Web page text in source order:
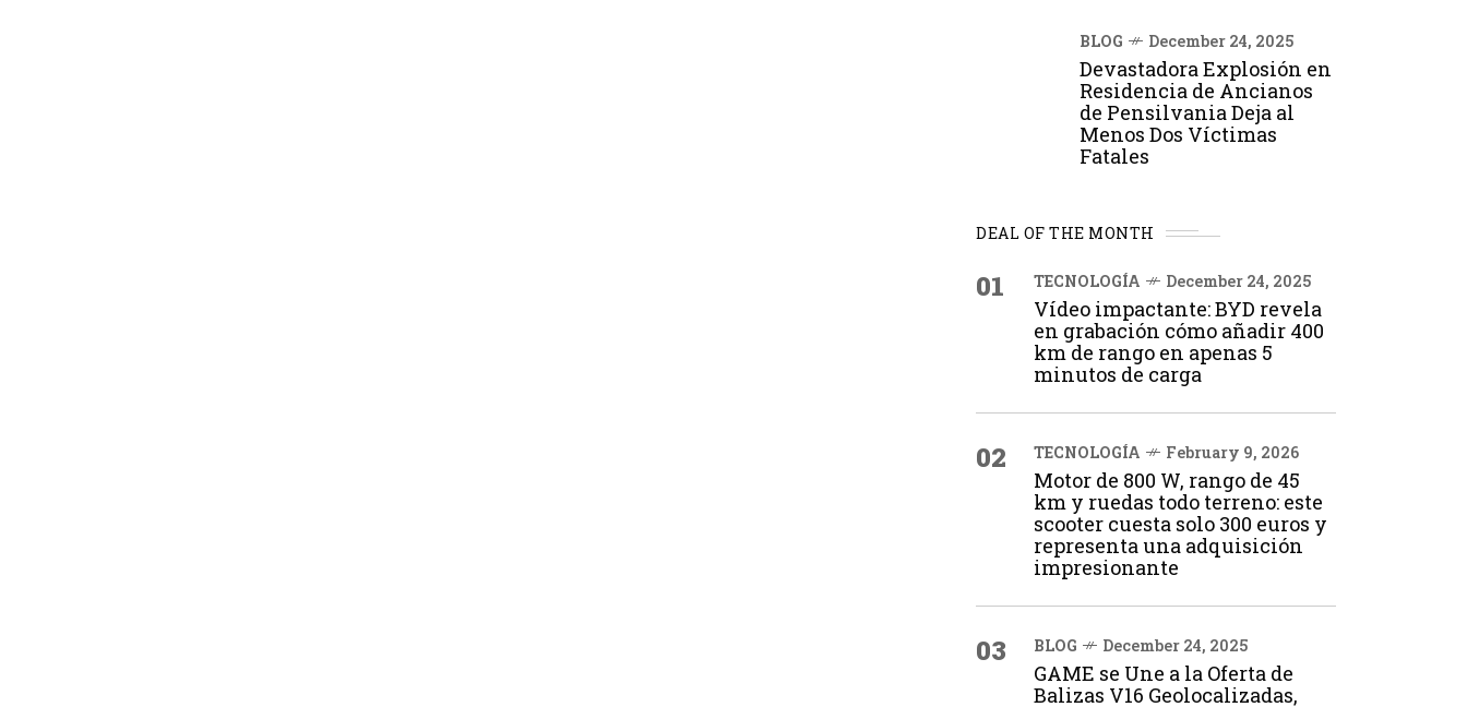
BLOG December 24, 2025
Devastadora Explosión en
Residencia de Ancianos
de Pensilvania Deja al
Menos Dos Víctimas
Fatales
DEAL OF THE MONTH
01 TECNOLOGÍA December 24, 2025
Vídeo impactante: BYD revela
en grabación cómo añadir 400
km de rango en apenas 5
minutos de carga
02 TECNOLOGÍA February 9, 2026
Motor de 800 W, rango de 45
km y ruedas todo terreno: este
scooter cuesta solo 300 euros y
representa una adquisición
impresionante
03 BLOG December 24, 2025
GAME se Une a la Oferta de
Balizas V16 Geolocalizadas,